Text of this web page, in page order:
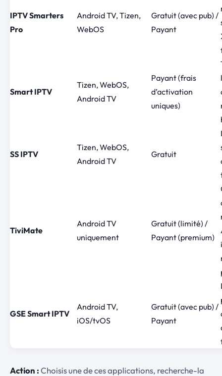
IPTV Smarters
Pro
Android TV, Tizen,
WebOS
Gratuit (avec pub) /
Payant
Smart IPTV
Tizen, WebOS,
Android TV
Payant (frais
d’activation
uniques)
SS IPTV
Tizen, WebOS,
Android TV
Gratuit
TiviMate
Android TV
uniquement
Gratuit (limité) /
Payant (premium)
GSE Smart IPTV
Android TV,
iOS/tvOS
Gratuit (avec pub) /
Payant
Action :Choisis une de ces applications, recherche-la